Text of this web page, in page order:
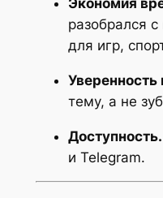
разобрался
для игр,
Уверенность
тему, а не
Доступность.
и Telegram.